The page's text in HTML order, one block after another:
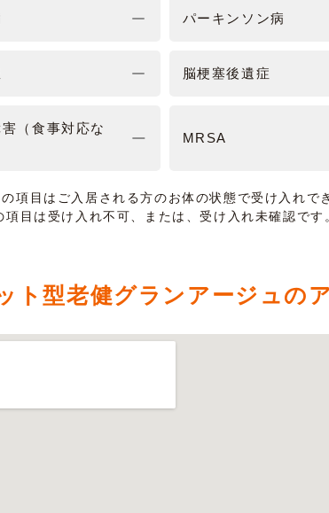
パーキンソン病
脳梗塞後遺症
（食事対応な
MRSA
項目はご入居される方のお体の状態で受け入れで
目は受け入れ不可、または、受け入れ未確認です
ト型老健グランアージュの